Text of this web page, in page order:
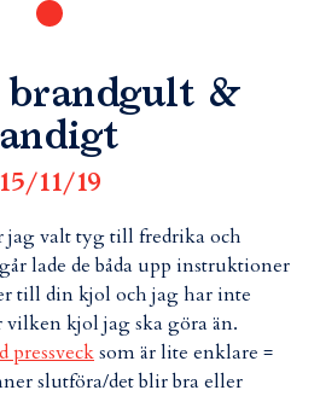
&
15/11/19
jag valt tyg till fredrika och
lade de båda upp instruktioner
till din kjol och jag har inte
kjol jag ska göra än.
pressvecksom är lite enklare =
slutföra/det blir bra eller